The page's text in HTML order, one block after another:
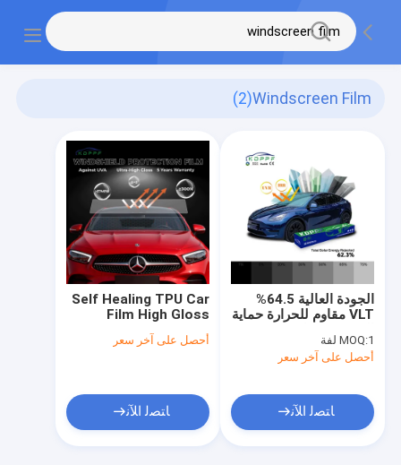
Windscreen Film
(2)
Self Healing TPU Car
Film High Gloss
Windshield Film
6.5mil Anti Yellowing
Protection Film
أحصل على آخر سعر
ﺎﺘﺼﻟ ﺍﻶﻧ
الجودة العالية 64.5%
VLT مقاوم للحرارة حماية
فيلم شمسي سيارة نافذة
فيلم تلوين
MOQ:1 لفة
أحصل على آخر سعر
ﺎﺘﺼﻟ ﺍﻶﻧ